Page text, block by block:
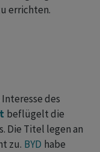
errichten.
des
beflügelt die
Die Titel legen an
zu. BYD habe